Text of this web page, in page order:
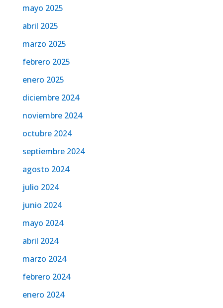
mayo 2025
abril 2025
marzo 2025
febrero 2025
enero 2025
diciembre 2024
noviembre 2024
octubre 2024
septiembre 2024
agosto 2024
julio 2024
junio 2024
mayo 2024
abril 2024
marzo 2024
febrero 2024
enero 2024